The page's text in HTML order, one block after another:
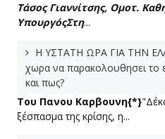
Τάσος Γιαννίτσης, Ομοτ.
ΥπουργόςΣτη...
Η ΥΣΤΑΤΗ ΩΡΑ ΓΙΑ ΤΗΝ
χωρα να παρακολουθησει το
και πως?
Του Πανου Καρβουνη{*}
ξέσπασμα της κρίσης, η...